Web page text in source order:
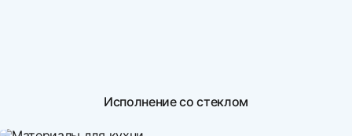
Исполнение со стеклом